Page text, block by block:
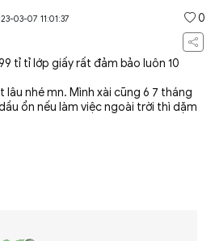
03-07 11:01:37 0
tỉ tỉ lớp giấy rất đảm bảo luôn 10
lâu nhé mn. Mình xài cũng 6 7 tháng
ổn nếu làm việc ngoài trời thì dặm